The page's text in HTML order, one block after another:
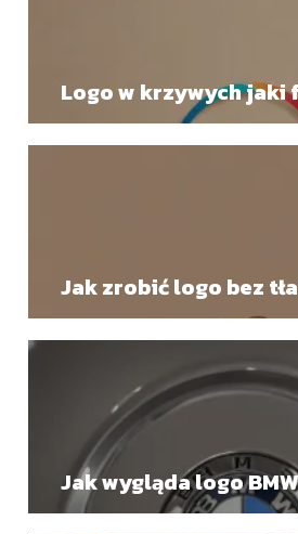
Logo w krzywych jaki
Jak zrobić logo bez
Jak wygląda logo